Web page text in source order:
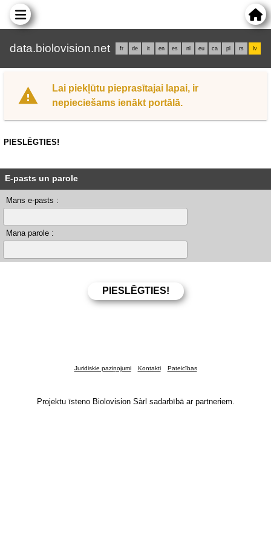
data.biolovision.net fr de it en es nl eu ca pl rs lv
Lai piekļūtu pieprasītajai lapai, ir
nepieciešams ienākt portālā.
PIESLĒGTIES!
E-pasts un parole
Mans e-pasts :
Mana parole :
Juridiskie paziņojumi Kontakti Pateicības
Projektu īsteno Biolovision Sàrl sadarbībā ar partneriem.